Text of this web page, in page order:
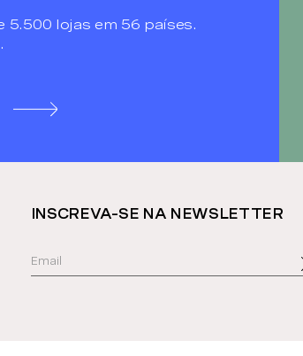
5.500 lojas em 56 países.
INSCREVA-SE NA NEWSLETTER